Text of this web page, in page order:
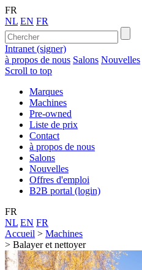
FR
NL EN FR
Intranet (signer)
à propos de nous Salons Nouvelles
Scroll to top
Marques
Machines
Pre-owned
Liste de prix
Contact
à propos de nous
Salons
Nouvelles
Offres d'emploi
B2B portal (login)
FR
NL EN FR
Accueil > Machines
> Balayer et nettoyer